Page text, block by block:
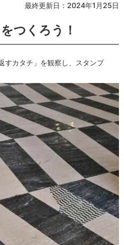
最終更新日：2024年1月25日
つくろう！
すカタチ」を観察し、スタンプ